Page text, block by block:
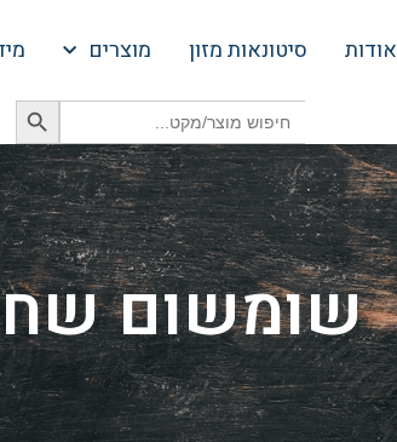
אודות סיטונאות מזון מוצרים
Search
for:
Search Button
שומשום